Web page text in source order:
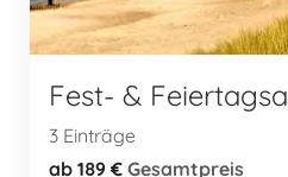
Fest- &
3 Einträge
ab 189 € Gesamtpreis